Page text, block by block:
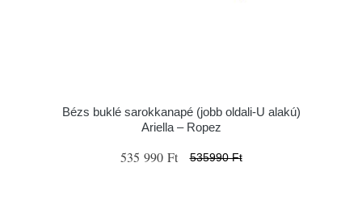
Bézs buklé sarokkanapé (jobb oldali-U alakú)
Ariella – Ropez
535 990 Ft 535990 Ft